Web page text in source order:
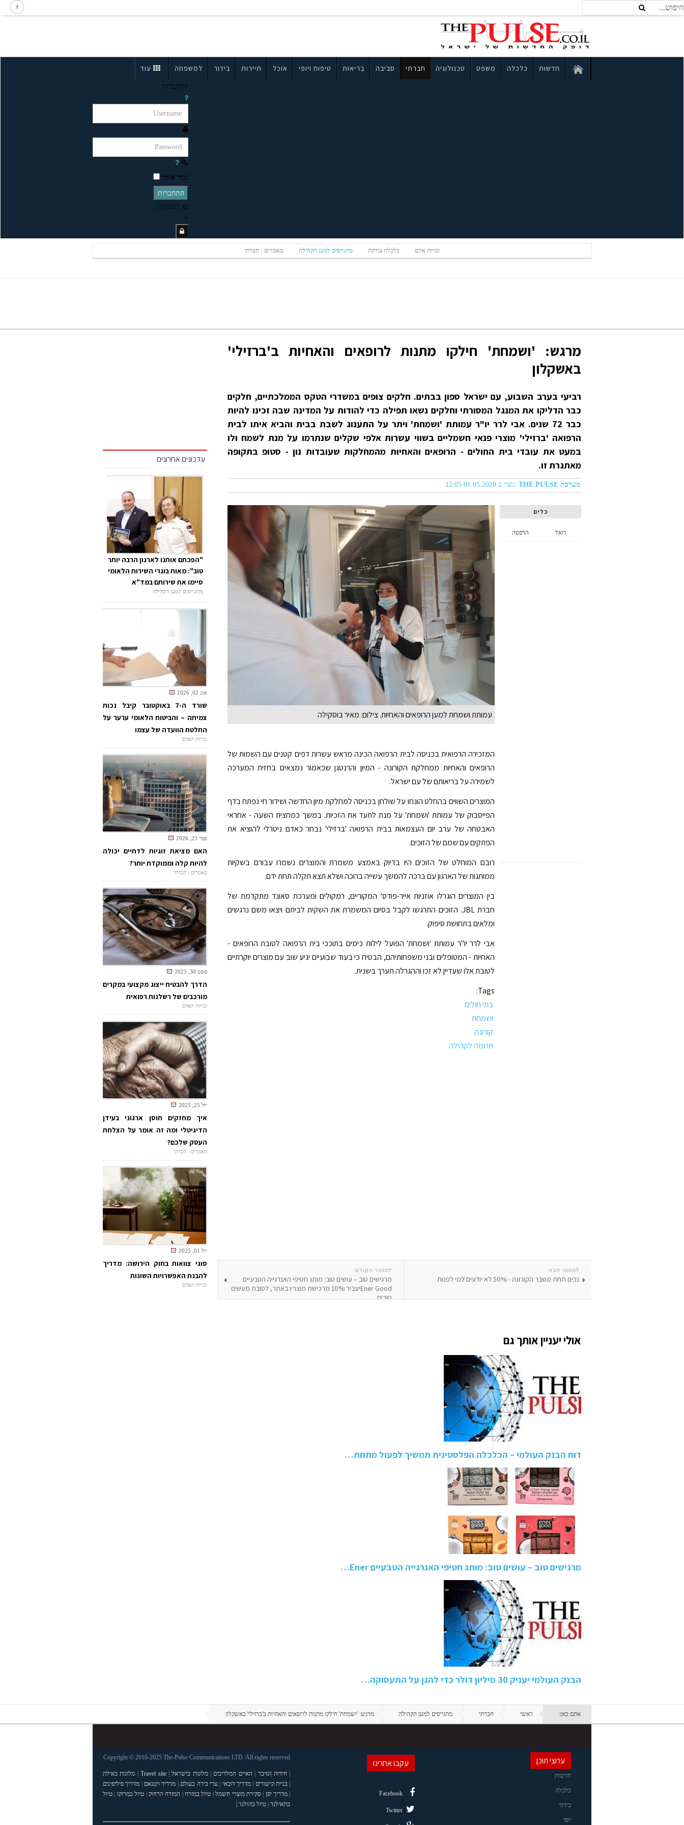
חדשות כלכלה משפט טכנולוגיה חברתי סביבה בריאות טיפוח ויופי אוכל תיירות בידור למשפחה עוד
התחברות
זכור אותי
התחברות
נא להמתין...
×
זכויות אדם כלכלה צודקת מתגייסים למען הקהילה מאמרים - חברתי
מרגש: 'ושמחת' חילקו מתנות לרופאים והאחיות ב'ברזילי'
באשקלון
רביעי בערב השבוע, עם ישראל ספון בבתים. חלקים צופים במשדרי הטקס הממלכתיים, חלקים
כבר הדליקו את המנגל המסורתי וחלקים נשאו תפילה כדי להודות על המדינה שבה זכינו להיות
כבר 72 שנים. אבי לרר יו"ר עמותת 'ושמחת' ויתר על התענוג לשבת בבית והביא איתו לבית
הרפואה 'ברזילי' מוצרי פנאי חשמליים בשווי עשרות אלפי שקלים שנתרמו על מנת לשמח ולו
במעט את עובדי בית החולים - הרופאים והאחיות מהמחלקות שעובדות נון - סטופ בתקופה
מאתגרת זו.
מערכת THE PULSE נוצר ב 01.05.2020 12:05
כלים
הדפסה דואל
עמותת ושמחת למען הרופאים והאחיות. צילום: מאיר בוסקילה
המזכירה הרפואית בכניסה לבית הרפואה הכינה מראש עשרות דפים קטנים עם השמות של
הרופאים והאחיות ממחלקת הקורונה - המיון והרנטגן שכאמור נמצאים בחזית המערכה
לשמירה על בריאותם של עם ישראל.
המוצרים השווים בהחלט הונחו על שולחן בכניסה למחלקת מיון החדשה ושידור חי נפתח בדף
הפייסבוק של עמותת 'ושמחת' על מנת לתעד את הזכיות. במשך כמחצית השעה - אחראי
האבטחה של ערב יום העצמאות בבית הרפואה 'ברזילי' נבחר כאדם ניטרלי להוציא את
הפתקים עם שמם של הזוכים.
רובם המוחלט של הזוכים היו בדיוק באמצע משמרת והמוצרים נשמרו עבורם בשקיות
ממותגות של הארגון עם ברכה להמשך עשייה ברוכה ושלא תצא תקלה תחת ידם.
בין המוצרים הוגרלו אוזניות אייר-פודס' המקוריים, רמקולים ומערכת סאונד מתקדמת של
חברת JBL. הזוכים התרגשו לקבל בסיום המשמרת את השקית לביתם ויצאו משם נרגשים
ומלאים בתחושת סיפוק.
אבי לרר יו"ר עמותת 'ושמחת' הפועל לילות כימים בתוככי בית הרפואה לטובת הרופאים -
האחיות - המטופלים ובני משפחותיהם, הבטיח כי בעוד שבועיים יגיע שוב עם מוצרים יוקרתיים
לטובת אלו שעדיין לא זכו וההגרלה תערך בשנית.
Tags:
בתי חולים
ושמחת
קורונה
תרומה לקהילה
למאמר הקודם
מרגישים טוב – עושים טוב: מותג חטיפי האנרגייה הטבעיים
Ener Goodיעביר 10% מרכישת מוצריו באתר, לטובת מעשים
טובים
למאמר הבא
נכים תחת משבר הקורונה - 50% לא יודעים למי לפנות
אולי יעניין אותך גם
דוח הבנק העולמי – הכלכלה הפלסטינית תמשיך לפעול מתחת…
מרגישים טוב – עושים טוב: מותג חטיפי האנרגייה הטבעיים Ener…
הבנק העולמי יעניק 30 מיליון דולר כדי להגן על התעסוקה…
עדכונים אחרונים
"הפכתם אותנו לארגון הרבה יותר
טוב": מאות בוגרי השירות הלאומי
סיימו את שירותם במד"א
מתגייסים למען הקהילה
אוג 02, 2026
שורד ה-7 באוקטובר קיבל נכות
צמיתה – והביטוח הלאומי ערער על
החלטת הוועדה של עצמו
זכויות האדם
פבר 23, 2026
האם מציאת זוגיות לדתיים יכולה
להיות קלה וממוקדת יותר?
מאמרים - חברתי
ספט 30, 2025
הדרך להבטיח ייצוג מקצועי במקרים
מורכבים של רשלנות רפואית
זכויות האדם
יול 25, 2025
איך מחזקים חוסן ארגוני בעידן
הדיגיטלי ומה זה אומר על הצלחת
העסק שלכם?
מאמרים - חברתי
יול 01, 2025
סוגי צוואות בחוק הירושה: מדריך
להבנת האפשרויות השונות
זכויות האדם
אתם כאן: ראשי חברתי מתגייסים למען הקהילה מרגש: 'ושמחת' חילקו מתנות לרופאים והאחיות ב'ברזילי' באשקלון
ערוצי תוכן
חדשות
כלכלה
בידור
יופי
עקבו אחרינו
Facebook
Twitter
Copyright © 2010-2025 The-Pulse Communications LTD. All rights reserved
חידות|זנזיבר האיים המלדיבים |מלונות בישראל|
Travel site
| מלונות באילת
בניית קישורים |מדריך דובאי ערי בירה בעולם מדריך ויטנאם
מדריך פיליפינים
מדריך יפן |סקירת מוצרי חשמל| טיול במזרח המזרח הרחוק טיול במרוקו
טיול
בתאילנד| טיול בהולנד |